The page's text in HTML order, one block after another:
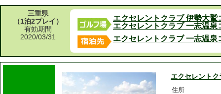
三重県
（1泊2プレイ）
有効期間
2020/03/31
エクセレントクラブ 伊勢大鷲
エクセレントクラブ 一志温泉
エクセレントクラブ 一志温泉
エクセレント
住所